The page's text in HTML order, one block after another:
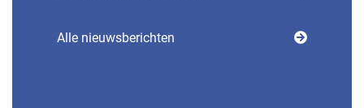
Alle nieuwsberichten